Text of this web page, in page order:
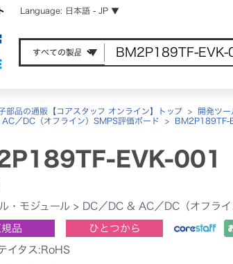
Language: 日本語 - JP ▼
部品の通販【コアスタッフ オンライン】トップ > 開発ツー
／DC（オフライン）SMPS評価ボード > BM2P189TF-
EVK-001
・モジュール > DC／DC & AC／DC（オフラ
品 ひとつから
イタス:RoHS